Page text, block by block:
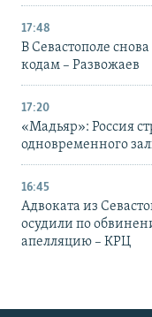
17:48
В Севастополе снова
кодам – Развожаев
17:20
«Мадьяр»: Россия
одновременного
16:45
Адвоката из
осудили по
апелляцию – КРЦ